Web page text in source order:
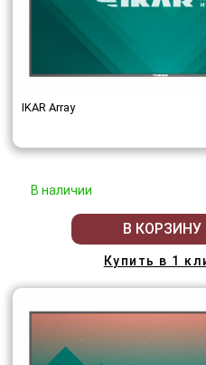
IKAR Array
В наличии
В КОРЗИНУ
Купить в 1